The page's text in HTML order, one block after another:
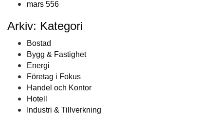
mars 556
Arkiv: Kategori
Bostad
Bygg & Fastighet
Energi
Företag i Fokus
Handel och Kontor
Hotell
Industri & Tillverkning